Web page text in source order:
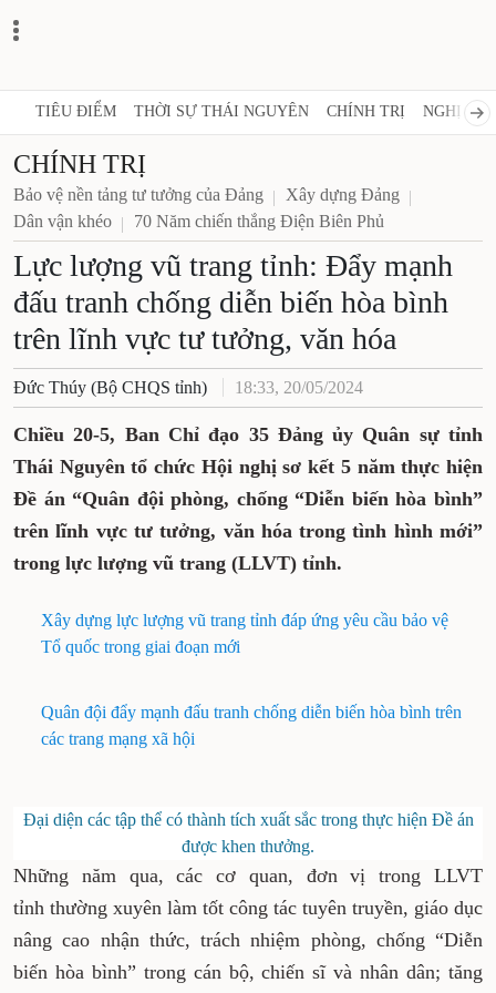
TIÊU ĐIỂM THỜI SỰ THÁI NGUYÊN CHÍNH TRỊ NGHỊ
CHÍNH TRỊ
Bảo vệ nền tảng tư tưởng của Đảng
Xây dựng Đảng
Dân vận khéo
70 Năm chiến thắng Điện Biên Phủ
Lực lượng vũ trang tỉnh: Đẩy
mạnh đấu tranh chống diễn
biến hòa bình trên lĩnh vực tư
tưởng, văn hóa
Đức Thúy (Bộ CHQS tỉnh) 18:33, 20/05/2024
Chiều 20-5, Ban Chỉ đạo 35 Đảng ủy Quân sự
tỉnh Thái Nguyên tổ chức Hội nghị sơ kết 5
năm thực hiện Đề án “Quân đội phòng,
tưởng, văn hóa trong tình hình mới” trong
lực lượng vũ trang (LLVT) tỉnh.
Xây dựng lực lượng vũ trang tỉnh đáp ứng yêu cầu
bảo vệ Tổ quốc trong giai đoạn mới
Quân đội đẩy mạnh đấu tranh chống diễn biến hòa
bình trên các trang mạng xã hội
Đại diện các tập thể có thành tích xuất sắc trong thực
hiện Đề án được khen thưởng.
Những năm qua, các cơ quan, đơn vị trong